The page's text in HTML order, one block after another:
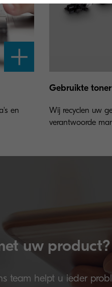
en
Gebruikte
Wij recyclen uw
verantwoorde
uw product?
team helpt u ieder